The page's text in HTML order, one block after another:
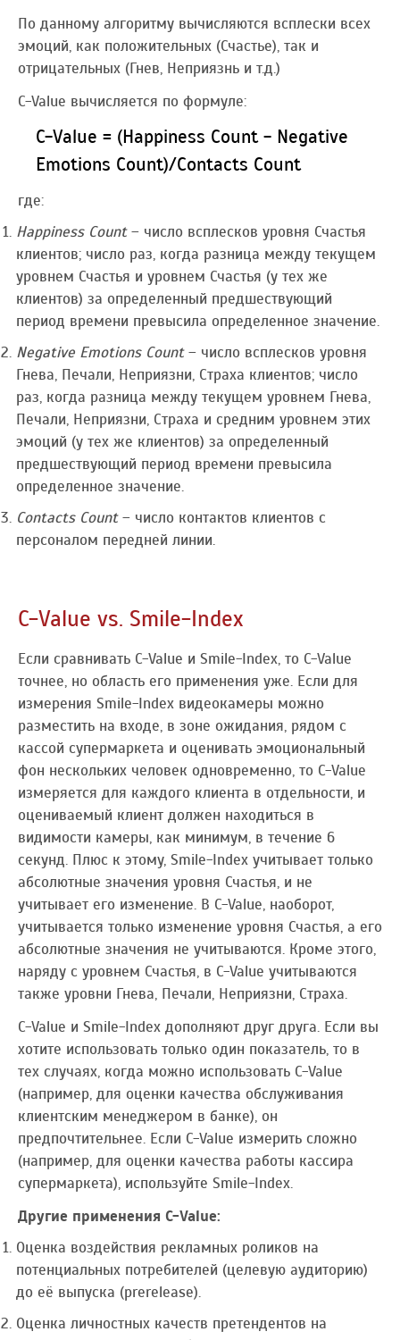
По данному алгоритму вычисляются всплески всех
эмоций, как положительных (Счастье), так и
отрицательных (Гнев, Неприязнь и т.д.)
C-Value вычисляется по формуле:
C-Value = (Happiness Count - Negative
Emotions Count)/Contacts Count
где:
Happiness Count– число всплесков уровня Счастья
клиентов; число раз, когда разница между текущем
уровнем Счастья и уровнем Счастья (у тех же
клиентов) за определенный предшествующий
период времени превысила определенное значение.
Negative Emotions Count– число всплесков уровня
Гнева, Печали, Неприязни, Страха клиентов; число
раз, когда разница между текущем уровнем Гнева,
Печали, Неприязни, Страха и средним уровнем этих
эмоций (у тех же клиентов) за определенный
предшествующий период времени превысила
определенное значение.
Contacts Count– число контактов клиентов с
персоналом передней линии.
C-Value vs. Smile-Index
Если сравнивать С-Value и Smile-Index, то С-Value
точнее, но область его применения уже. Если для
измерения Smile-Index видеокамеры можно
разместить на входе, в зоне ожидания, рядом с
кассой супермаркета и оценивать эмоциональный
фон нескольких человек одновременно, то C-Value
измеряется для каждого клиента в отдельности, и
оцениваемый клиент должен находиться в
видимости камеры, как минимум, в течение 6
секунд. Плюс к этому, Smile-Index учитывает только
абсолютные значения уровня Счастья, и не
учитывает его изменение. В C-Value, наоборот,
учитывается только изменение уровня Счастья, а его
абсолютные значения не учитываются. Кроме этого,
наряду с уровнем Счастья, в C-Value учитываются
также уровни Гнева, Печали, Неприязни, Страха.
С-Value и Smile-Index дополняют друг друга. Если вы
хотите использовать только один показатель, то в
тех случаях, когда можно использовать C-Value
(например, для оценки качества обслуживания
клиентским менеджером в банке), он
предпочтительнее. Если С-Value измерить сложно
(например, для оценки качества работы кассира
супермаркета), используйте Smile-Index.
Другие применения C-Value:
Оценка воздействия рекламных роликов на
потенциальных потребителей (целевую аудиторию)
до её выпуска (prerelease).
Оценка личностных качеств претендентов на